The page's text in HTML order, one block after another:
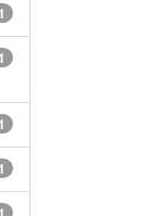
1
1
1
1